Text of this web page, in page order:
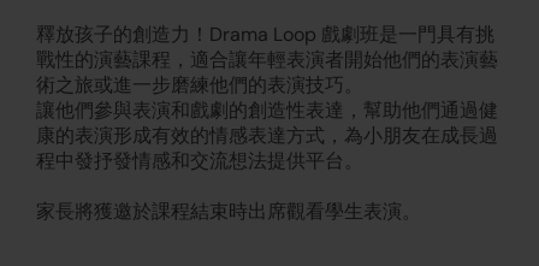
釋放孩子的創造力！Drama Loop 戲劇班是一門具有挑
戰性的演藝課程，適合讓年輕表演者開始他們的表演藝
術之旅或進一步磨練他們的表演技巧。
讓他們參與表演和戲劇的創造性表達，幫助他們通過健
康的表演形成有效的情感表達方式，為小朋友在成長過
程中發抒發情感和交流想法提供平台。
家長將獲邀於課程結束時出席觀看學生表演。